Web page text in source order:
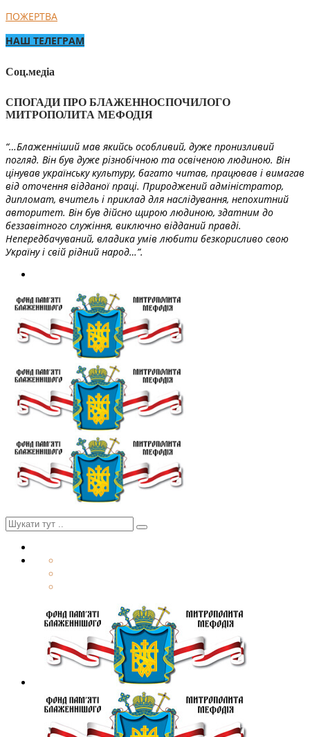
ПОЖЕРТВА
НАШ ТЕЛЕГРАМ
Соц.медіа
СПОГАДИ ПРО БЛАЖЕННОСПОЧИЛОГО
МИТРОПОЛИТА МЕФОДІЯ
“…Блаженніший мав якийсь особливий, дуже пронизливий
погляд. Він був дуже різнобічною та освіченою людиною. Він
цінував українську культуру, багато читав, працював і вимагав
від оточення відданої праці. Природжений адміністратор,
дипломат, вчитель і приклад для наслідування, непохитний
авторитет. Він був дійсно щирою людиною, здатним до
беззавітного служіння, виключно відданий правді.
Непередбачуваний, владика умів любити безкорисливо свою
Україну і свій рідний народ…”.